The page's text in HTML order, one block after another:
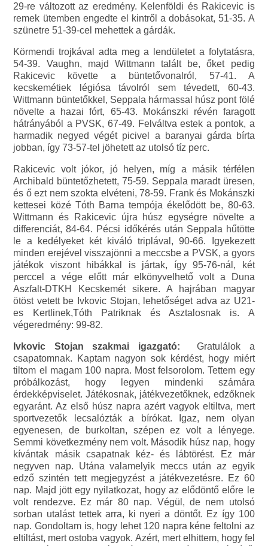
29-re változott az eredmény. Kelenföldi és Rakicevic is
remek ütemben engedte el kintről a dobásokat, 51-35. A
szünetre 51-39-cel mehettek a gárdák.
Körmendi trojkával adta meg a lendületet a folytatásra,
54-39. Vaughn, majd Wittmann talált be, őket pedig
Rakicevic követte a büntetővonalról, 57-41. A
kecskemétiek légiósa távolról sem tévedett, 60-43.
Wittmann büntetőkkel, Seppala hármassal húsz pont fölé
növelte a hazai fórt, 65-43. Mokánszki révén faragott
hátrányából a PVSK, 67-49. Felváltva estek a pontok, a
harmadik negyed végét picivel a baranyai gárda bírta
jobban, így 73-57-tel jöhetett az utolsó tíz perc.
Rakicevic volt jókor, jó helyen, míg a másik térfélen
Archibald büntetőzhetett, 75-59. Seppala maradt üresen,
és ő ezt nem szokta elvéteni, 78-59. Frank és Mokánszki
kettesei közé Tóth Barna tempója ékelődött be, 80-63.
Wittmann és Rakicevic újra húsz egységre növelte a
differenciát, 84-64. Pécsi időkérés után Seppala hűtötte
le a kedélyeket két kiváló triplával, 90-66. Igyekezett
minden erejével visszajönni a meccsbe a PVSK, a gyors
játékok viszont hibákkal is jártak, így 95-76-nál, két
perccel a vége előtt már elkönyvelhető volt a Duna
Aszfalt-DTKH Kecskemét sikere. A hajrában magyar
ötöst vetett be Ivkovic Stojan, lehetőséget adva az U21-
es Kertlinek,Tóth Patriknak és Asztalosnak is. A
végeredmény: 99-82.
Ivkovic Stojan szakmai igazgató: Gratulálok a
csapatomnak. Kaptam nagyon sok kérdést, hogy miért
tiltom el magam 100 napra. Most felsorolom. Tettem egy
próbálkozást, hogy legyen mindenki számára
érdekképviselet. Játékosnak, játékvezetőknek, edzőknek
egyaránt. Az első húsz napra azért vagyok eltiltva, mert
sportvezetők lecsalózták a bírókat. Igaz, nem olyan
egyenesen, de burkoltan, szépen ez volt a lényege.
Semmi következmény nem volt. Második húsz nap, hogy
kívántak másik csapatnak kéz- és lábtörést. Ez már
negyven nap. Utána valamelyik meccs után az egyik
edző szintén tett megjegyzést a játékvezetésre. Ez 60
nap. Majd jött egy nyilatkozat, hogy az elődöntő előre le
volt rendezve. Ez már 80 nap. Végül, de nem utolsó
sorban utalást tettek arra, ki nyeri a döntőt. Ez így 100
nap. Gondoltam is, hogy lehet 120 napra kéne feltolni az
eltiltást, mert ostoba vagyok. Azért, mert elhittem, hogy fel